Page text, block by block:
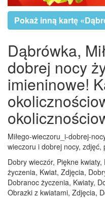
Pokaż inną kartę
Dąbrówka,
dobrej nocy
imieninowe!
Miłego-wieczoru_i-dobrej-
wieczoru i dobrej nocy,
Dobry wieczór, Piękne
życzenia, Kwiat, Zdjęcia,
Dobranoc życzenia, Kwiaty,
Obrazki z kwiatami, Zdjęcia,